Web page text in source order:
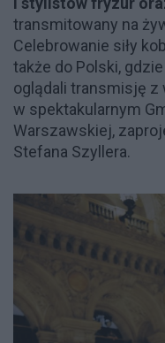
transmitowany na
Celebrowanie siły
także do Polski,
oglądali transmisję z
w spektakularnym
Warszawskiej,
Stefana Szyllera.